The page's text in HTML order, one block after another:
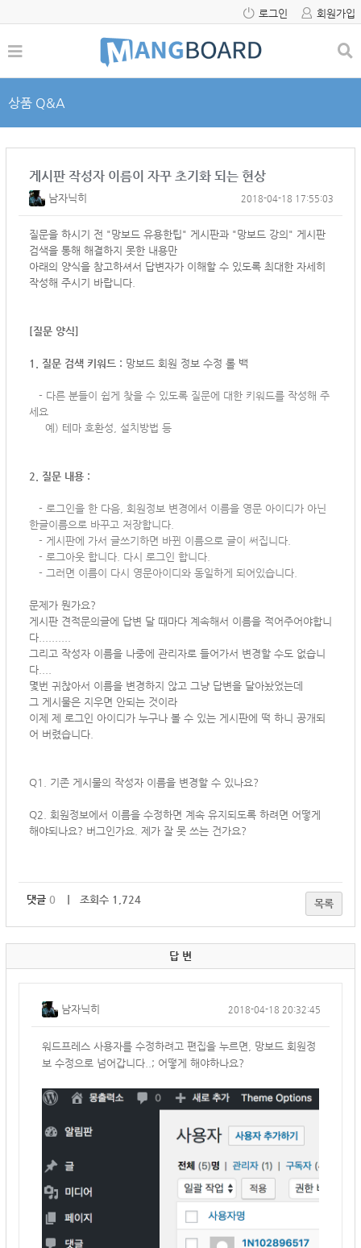
로그인 회원가입
상품 Q&A
게시판 작성자 이름이 자꾸 초기화 되는 현상
남자닉히 2018-04-18 17:55:03
질문을 하시기 전 "망보드 유용한팁" 게시판과 "망보드 강의" 게시판
검색을 통해 해결하지 못한 내용만
아래의 양식을 참고하셔서 답변자가 이해할 수 있도록 최대한 자세히
작성해 주시기 바랍니다.
[질문 양식]
1. 질문 검색 키워드 : 망보드 회원 정보 수정 롤 백
- 다른 분들이 쉽게 찾을 수 있도록 질문에 대한 키워드를 작성해 주
세요
예) 테마 호환성, 설치방법 등
2. 질문 내용 :
- 로그인을 한 다음, 회원정보 변경에서 이름을 영문 아이디가 아닌
한글이름으로 바꾸고 저장합니다.
- 게시판에 가서 글쓰기하면 바뀐 이름으로 글이 써집니다.
- 로그아웃 합니다. 다시 로그인 합니다.
- 그러면 이름이 다시 영문아이디와 동일하게 되어있습니다.
문제가 뭔가요?
게시판 견적문의글에 답변 달 때마다 계속해서 이름을 적어주어야합니
다..........
그리고 작성자 이름을 나중에 관리자로 들어가서 변경할 수도 없습니
다....
몇번 귀찮아서 이름을 변경하지 않고 그냥 답변을 달아놨었는데
그 게시물은 지우면 안되는 것이라
이제 제 로그인 아이디가 누구나 볼 수 있는 게시판에 떡 하니 공개되
어 버렸습니다.
Q1. 기존 게시물의 작성자 이름을 변경할 수 있나요?
Q2. 회원정보에서 이름을 수정하면 계속 유지되도록 하려면 어떻게
해야되나요? 버그인가요. 제가 잘 못 쓰는 건가요?
댓글 0 ｜ 조회수 1,724 목록
답 변
남자닉히 2018-04-18 20:32:45
워드프레스 사용자를 수정하려고 편집을 누르면, 망보드 회원정
보 수정으로 넘어갑니다..; 어떻게 해야하나요?